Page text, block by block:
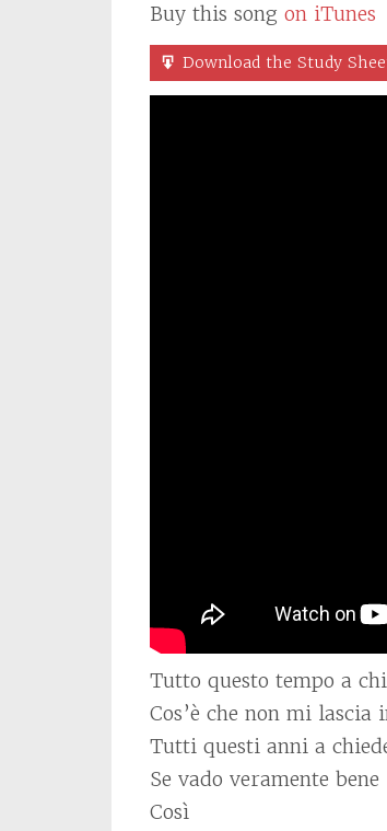
Buy this song on iTunes
Download the Study
Tutto questo tempo a
Cos’è che non mi lascia
Tutti questi anni a
Se vado veramente bene
Così